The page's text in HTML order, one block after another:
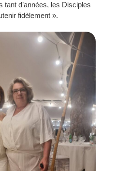
d’années, les Disciples
fidèlement ».